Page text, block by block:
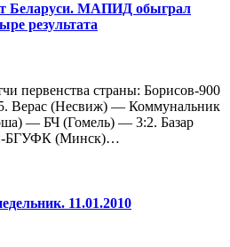
Беларуси. МАПИД обыграл
результата
первенства страны: Борисов-900
(Несвиж) — Коммунальник
— БЧ (Гомель) — 3:2. Базар
БГУФК (Минск)…
11.01.2010